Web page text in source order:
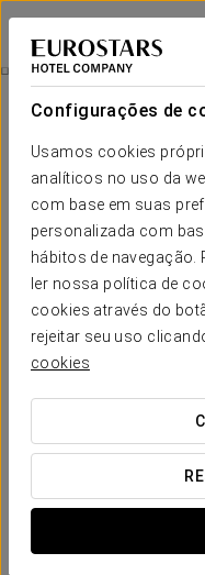
Configurações de
Usamos cookies
analíticos no uso da
com base em suas
personalizada com
hábitos de
ler nossa política de
cookies através do
rejeitar seu uso
cookies
Eurostars San Antón
GRANADA
Celebre Conosco
40 €
Celebre conosco
A melhor forma de
com um aniversário
Uma experiência
conforto do vosso
Eurostars San Antón,